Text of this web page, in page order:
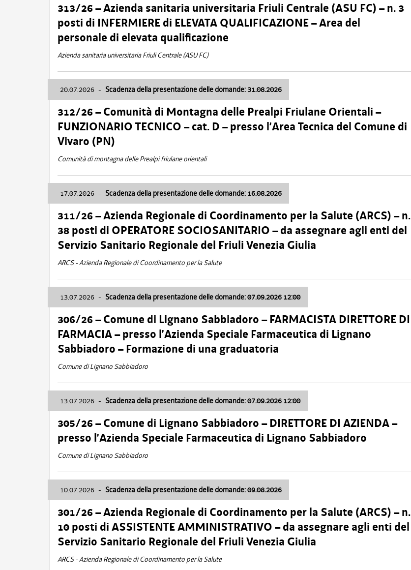
313/26 – Azienda sanitaria universitaria Friuli Centrale (ASU FC) – n. 3
posti di INFERMIERE di ELEVATA QUALIFICAZIONE – Area del
personale di elevata qualificazione
Azienda sanitaria universitaria Friuli Centrale (ASU FC)
20.07.2026 - Scadenza della presentazione delle domande: 31.08.2026
312/26 – Comunità di Montagna delle Prealpi Friulane Orientali –
FUNZIONARIO TECNICO – cat. D – presso l’Area Tecnica del Comune di
Vivaro (PN)
Comunità di montagna delle Prealpi friulane orientali
17.07.2026 - Scadenza della presentazione delle domande: 16.08.2026
311/26 – Azienda Regionale di Coordinamento per la Salute (ARCS) – n.
38 posti di OPERATORE SOCIOSANITARIO – da assegnare agli enti del
Servizio Sanitario Regionale del Friuli Venezia Giulia
ARCS - Azienda Regionale di Coordinamento per la Salute
13.07.2026 - Scadenza della presentazione delle domande: 07.09.2026 12:00
306/26 – Comune di Lignano Sabbiadoro – FARMACISTA DIRETTORE DI
FARMACIA – presso l’Azienda Speciale Farmaceutica di Lignano
Sabbiadoro – Formazione di una graduatoria
Comune di Lignano Sabbiadoro
13.07.2026 - Scadenza della presentazione delle domande: 07.09.2026 12:00
305/26 – Comune di Lignano Sabbiadoro – DIRETTORE DI AZIENDA –
presso l’Azienda Speciale Farmaceutica di Lignano Sabbiadoro
Comune di Lignano Sabbiadoro
10.07.2026 - Scadenza della presentazione delle domande: 09.08.2026
301/26 – Azienda Regionale di Coordinamento per la Salute (ARCS) – n.
10 posti di ASSISTENTE AMMINISTRATIVO – da assegnare agli enti del
Servizio Sanitario Regionale del Friuli Venezia Giulia
ARCS - Azienda Regionale di Coordinamento per la Salute